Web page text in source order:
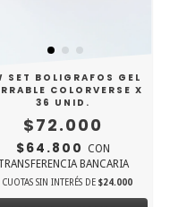
SET BOLIGRAFOS GEL
COLORVERSE X
36 UNID.
$72.000
$64.800 CON
BANCARIA
CUOTAS SIN INTERÉS DE $24.000